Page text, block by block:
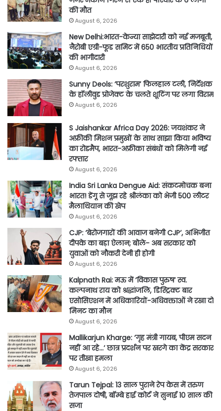
की मौत
August 6, 2026
New Delhi:भारत-केन्या साझेदारी को नई मजबूती,
नैरोबी एग्री-फूड समिट में 650 भारतीय प्रतिनिधियों
की भागीदारी
August 6, 2026
Sunny Deols: ‘परशुराम’ फिलहाल टली, निर्देशक
के हॉलीवुड प्रोजेक्ट के चलते शूटिंग पर लगा विराम
August 6, 2026
S Jaishankar Africa Day 2026: जयशंकर ने
अफ्रीकी मिशन प्रमुखों के साथ साझा किया भविष्य
का रोडमैप, भारत-अफ्रीका संबंधों को मिलेगी नई
रफ्तार
August 6, 2026
India Sri Lanka Dengue Aid: संकटमोचक बना
भारत! डेंगू से जूझ रहे श्रीलंका को भेजी 500 लीटर
मैलाथियान की खेप
August 6, 2026
CJP: ‘बेरोजगारों की आवाज बनेगी CJP’, अभिजीत
दीपके का बड़ा ऐलान; बोले- अब सरकार को
युवाओं को नौकरी देनी ही होगी
August 6, 2026
Kalpnath Rai: मऊ में ‘विकास पुरुष’ स्व.
कल्पनाथ राय को श्रद्धांजलि, डिस्ट्रिक्ट बार
एसोसिएशन में अधिकारियों-अधिवक्ताओं ने रखा दो
मिनट का मौन
August 6, 2026
Mallikarjun Kharge: ‘गृह मंत्री गायब, पीएम सदन
नहीं आ रहे…’ छात्र प्रदर्शन पर खरगे का केंद्र सरकार
पर तीखा हमला
August 6, 2026
Tarun Tejpal: 13 साल पुराने रेप केस में तरुण
तेजपाल दोषी, बॉम्बे हाई कोर्ट ने सुनाई 10 साल की
सजा